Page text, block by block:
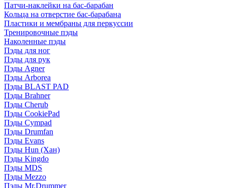
Патчи-наклейки на бас-барабан
Кольца на отверстие бас-барабана
Пластики и мембраны для перкуссии
Тренировочные пэды
Наколенные пэды
Пэды для ног
Пэды для рук
Пэды Agner
Пэды Arborea
Пэды BLAST PAD
Пэды Brahner
Пэды Cherub
Пэды CookiePad
Пэды Cympad
Пэды Drumfan
Пэды Evans
Пэды Hun (Хан)
Пэды Kingdo
Пэды MDS
Пэды Mezzo
Пэды Mr.Drummer